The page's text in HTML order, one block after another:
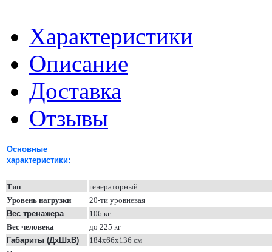
Характеристики
Описание
Доставка
Отзывы
Основные
характеристики:
Тип
генераторный
Уровень нагрузки
20-ти уровневая
Вес тренажера
106 кг
Вес человека
до 225 кг
Габариты (ДхШхВ) 184х66х136 см